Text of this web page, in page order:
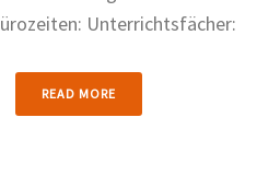
Unterrichtsfächer:
READ MORE